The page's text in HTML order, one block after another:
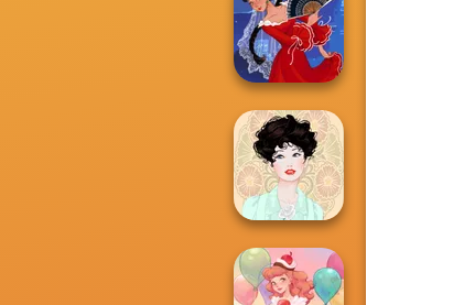
Dress To Impress
Back To Schoo...
Flamenco Dancer